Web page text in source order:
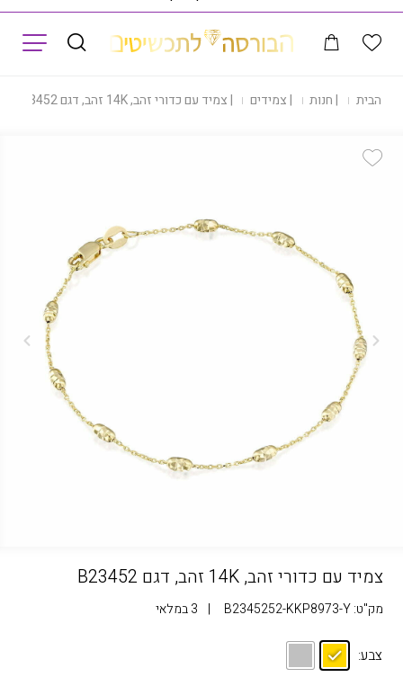
דף הבית |חנות |צמידים |צמיד עם כדורי זהב, 14K זהב, דגם B23452
צמיד עם כדורי זהב, 14K זהב, דגם B23452
מק"ט:B2345252-KKP8973-Y
| 3 במלאי
צבע: